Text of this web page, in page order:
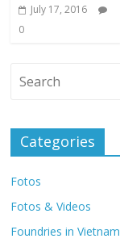
July 17, 2016
0
Categories
Fotos
Fotos & Videos
Foundries in Vietnam